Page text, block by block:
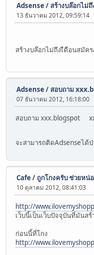
Adsense/ สร้างบล๊อกไม่
13 ธันวาคม 2012, 09:59:14
สร้างบล๊อกไม่ถึงเืดือนสมัค
Adsense/ สอบถาม
07 ธันวาคม 2012, 16:18:00
สอบถาม xxx.blogspot
จะสามารถติดAdsenseได้
Cafe/ ถูกโกงครับ ช่วยหน่
10 ตุลาคม 2012, 08:41:03
http://
เว็บนี้เป็นเว็บปัจจุบันที่มันสร้
ก่อนนี้ที่โกง
http://